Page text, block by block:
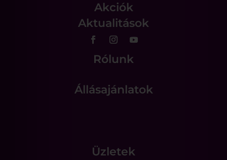
Akciók
Aktualitások
Rólunk
Állásajánlatok
Üzletek